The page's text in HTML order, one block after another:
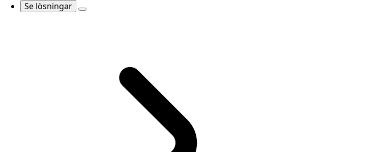
Se lösningar